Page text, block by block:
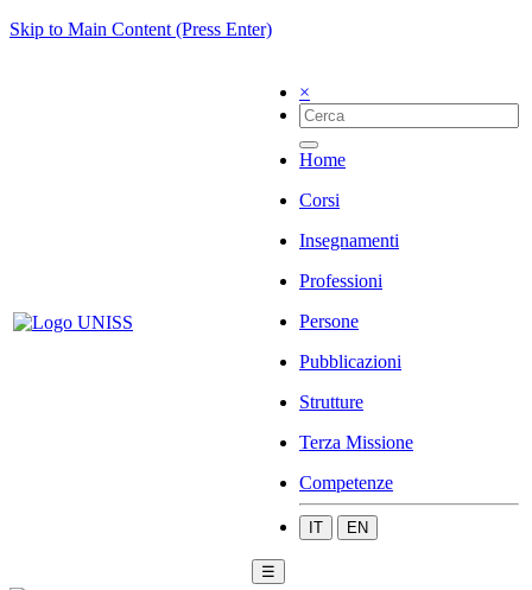
Skip to Main Content (Press Enter)
×
Home
Corsi
Insegnamenti
Professioni
Persone
Pubblicazioni
Strutture
Terza Missione
Competenze
IT EN
☰